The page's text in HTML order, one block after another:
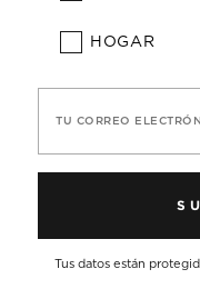
HOGAR
TU CORREO
Tus datos están